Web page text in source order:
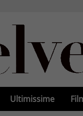
Ultimissime